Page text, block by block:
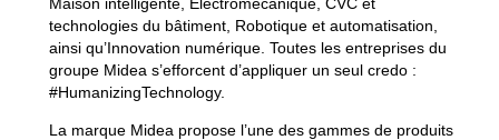
technologies du bâtiment, Robotique et automatisation,
ainsi qu’Innovation numérique. Toutes les entreprises du
groupe Midea s’efforcent d’appliquer un seul credo :
#HumanizingTechnology.
La marque Midea propose l’une des gammes de produits